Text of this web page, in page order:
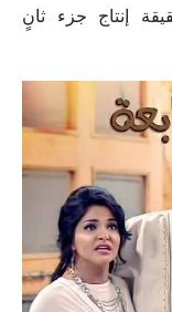
إنتاج جزء ثانٍ